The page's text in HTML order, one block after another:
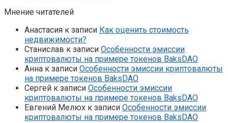
Мнение читателей
Анастасия к записи Как оценить стоимость
недвижимости?
Станислав к записи Особенности эмиссии
криптовалюты на примере токенов BaksDAO
Анна к записи Особенности эмиссии криптовалюты
на примере токенов BaksDAO
Сергей к записи Особенности эмиссии
криптовалюты на примере токенов BaksDAO
Евгений Мелюх к записи Особенности эмиссии
криптовалюты на примере токенов BaksDAO